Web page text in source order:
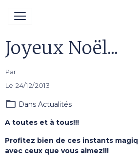
Joyeux Noël...
Par
Le 24/12/2013
Dans Actualités
A toutes et à tous!!!
Profitez bien de ces instants
avec ceux que vous aimez!!!